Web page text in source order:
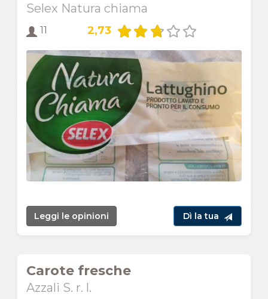
Selex Natura chiama
11 2,73
Leggi le opinioni Dì la tua
Carote fresche
Azzali S. r. l.